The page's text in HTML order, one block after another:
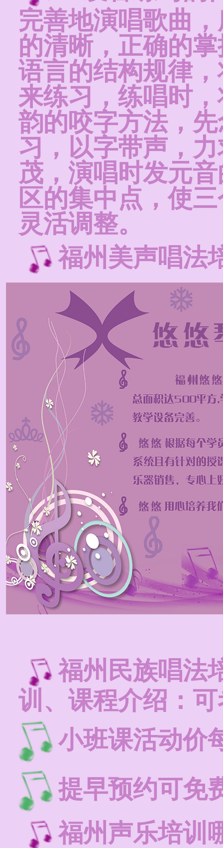
完善地演唱歌曲
的清晰，正确的
语言的结构规律
来练习，练唱时
韵的咬字方法，
习，以字带声，
茂，演唱时发元
区的集中点，使
灵活调整。
福州美声唱法
福州民族唱法
训、课程介绍：
小班课活动价
提早预约可免
福州声乐培训